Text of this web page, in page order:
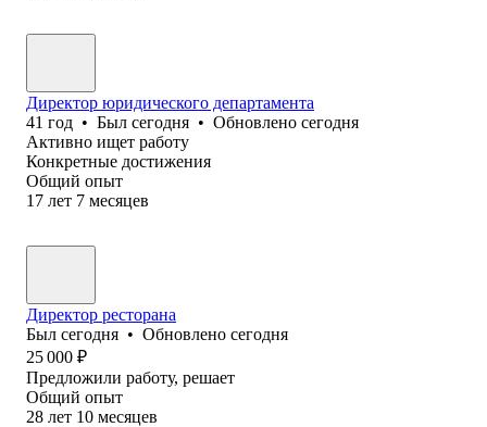
Директор юридического департамента
41 год • Был сегодня • Обновлено сегодня
Активно ищет работу
Конкретные достижения
Общий опыт
17 лет 7 месяцев
Директор ресторана
Был сегодня • Обновлено сегодня
25 000 ₽
Предложили работу, решает
Общий опыт
28 лет 10 месяцев